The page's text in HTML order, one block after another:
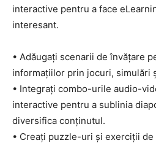
interactive pentru a face
interesant.
• Adăugați scenarii de învățare
informațiilor prin jocuri, simulări
• Integrați combo-urile audio-
interactive pentru a sublinia
diversifica conținutul.
• Creați puzzle-uri și exerciții